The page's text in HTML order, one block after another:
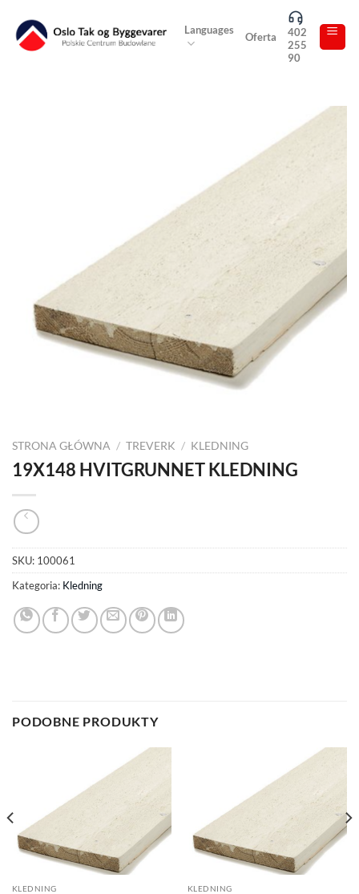
content
Languages
Oferta
402
255
90
STRONA GŁÓWNA / TREVERK / KLEDNING
19X148 HVITGRUNNET KLEDNING
SKU: 100061
Kategoria: Kledning
PODOBNE PRODUKTY
KLEDNING KLEDNING